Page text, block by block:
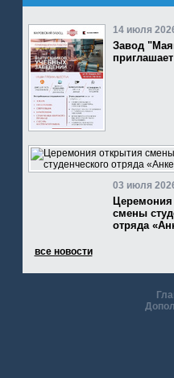
14 июля
Завод
приглашает
03 июля
смены
отряда
все новости